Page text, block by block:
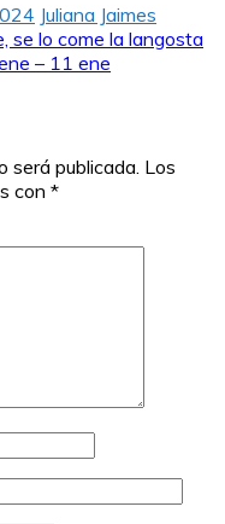
Juliana Jaimes
se lo come la langosta
– 11 ene
será publicada. Los
con *